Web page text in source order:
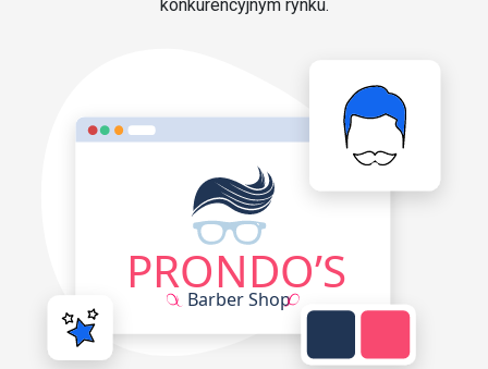
konkurencyjnym rynku.